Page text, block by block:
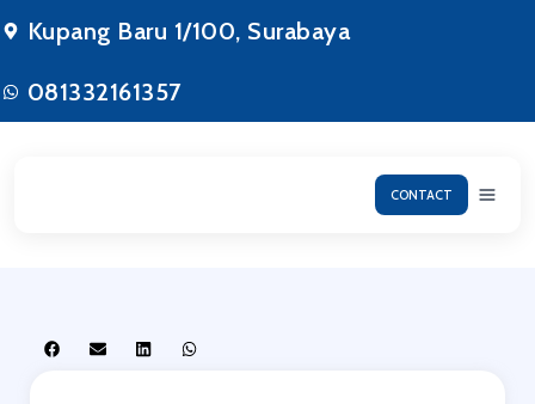
Kupang Baru 1/100, Surabaya
081332161357
CONTACT